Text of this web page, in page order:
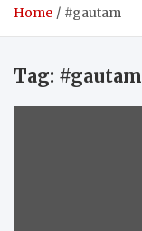
Home #gautam
Tag: #gautam